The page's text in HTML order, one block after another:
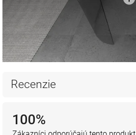
Recenzie
100%